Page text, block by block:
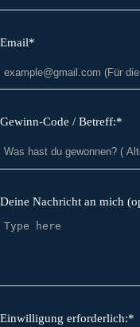
Email*
Gewinn-Code / Betreff:*
Deine Nachricht an mich
Einwilligung erforderlich:*